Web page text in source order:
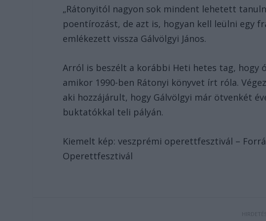
„Rátonyitól nagyon sok mindent lehetett
poentírozást, de azt is, hogyan kell leülni egy
emlékezett vissza Gálvölgyi János.
Arról is beszélt a korábbi Heti hetes tag, hogy
amikor 1990-ben Rátonyi könyvet írt róla.
aki hozzájárult, hogy Gálvölgyi már ötvenkét
buktatókkal teli pályán.
Kiemelt kép: veszprémi operettfesztivál –
Operettfesztivál